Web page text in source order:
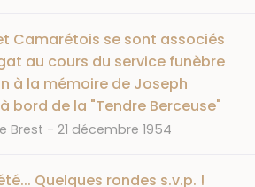
Camarétois se sont associés
au cours du service funèbre
à la mémoire de Joseph
bord de la "Tendre Berceuse"
Brest DATE
21 décembre 1954
Quelques rondes s.v.p. !